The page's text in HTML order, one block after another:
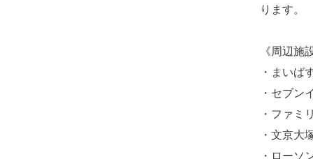
ります。
《周辺施
・まいば
・セブン
・ファミ
・文京大
・ローソ